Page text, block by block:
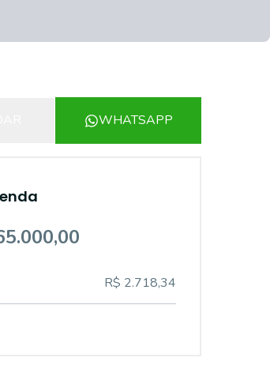
WHATSAPP
R$ 2.718,34